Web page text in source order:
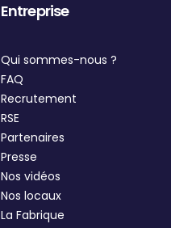
Entreprise
Qui sommes-nous ?
FAQ
Recrutement
RSE
Partenaires
Presse
Nos vidéos
Nos locaux
La Fabrique